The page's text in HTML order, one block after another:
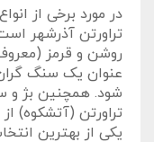
در مورد برخی از
تراورتن آذرشهر
روشن و قرمز
عنوان یک سنگ
شود. همچنین بژ و
تراورتن (آتشکوه) از
یکی از بهترین